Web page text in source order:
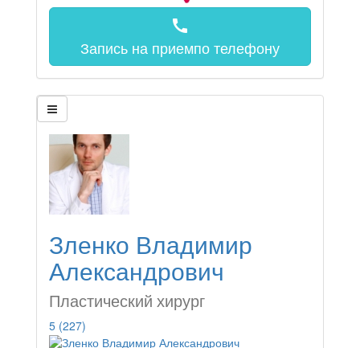
call
Запись на приемпо телефону
Зленко Владимир
Александрович
Пластический хирург
5 (227)